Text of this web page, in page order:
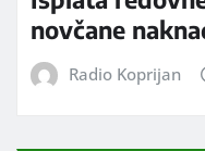
novčane
Radio Koprijan